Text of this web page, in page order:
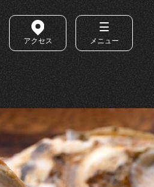
アクセス メニュー